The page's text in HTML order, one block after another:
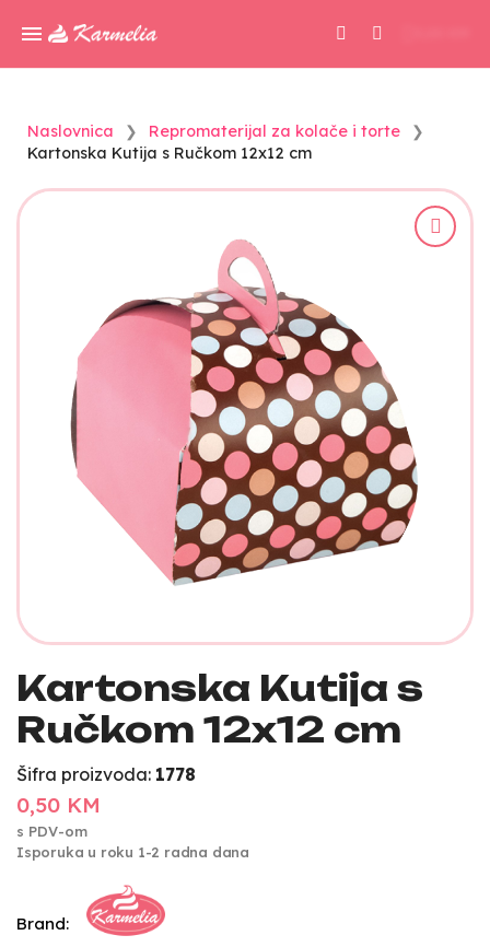
Naslovnica
Repromaterijal za kolače i torte
Kartonska Kutija s Ručkom 12x12 cm
Kartonska Kutija s
Ručkom 12x12 cm
Šifra proizvoda: 1778
0,50 KM
s PDV-om
Isporuka u roku 1-2 radna dana
Brand: